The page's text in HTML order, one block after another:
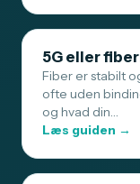
5G eller
Fiber er stabilt
ofte uden
og hvad din…
Læs guiden →